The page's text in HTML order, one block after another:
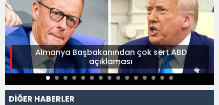
Almanya Başbakanından çok sert ABD
açıklaması
DİĞER HABERLER